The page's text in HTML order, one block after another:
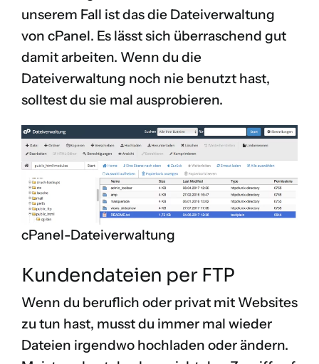
unserem Fall ist das die Dateiverwaltung
von cPanel. Es lässt sich überraschend gut
damit arbeiten. Wenn du die
Dateiverwaltung noch nie benutzt hast,
solltest du sie mal ausprobieren.
cPanel-Dateiverwaltung
Kundendateien per FTP
Wenn du beruflich oder privat mit Websites
zu tun hast, musst du immer mal wieder
Dateien irgendwo hochladen oder ändern.